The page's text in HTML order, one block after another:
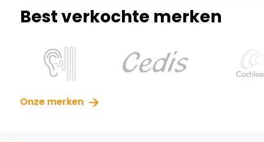
Best verkochte merken
Onze merken